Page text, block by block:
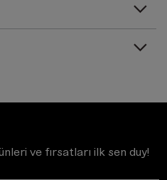
ve fırsatları ilk sen duy!